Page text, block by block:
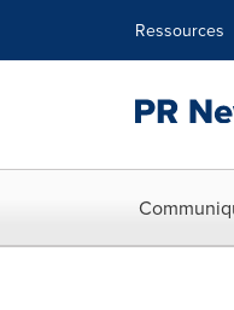
Ressources